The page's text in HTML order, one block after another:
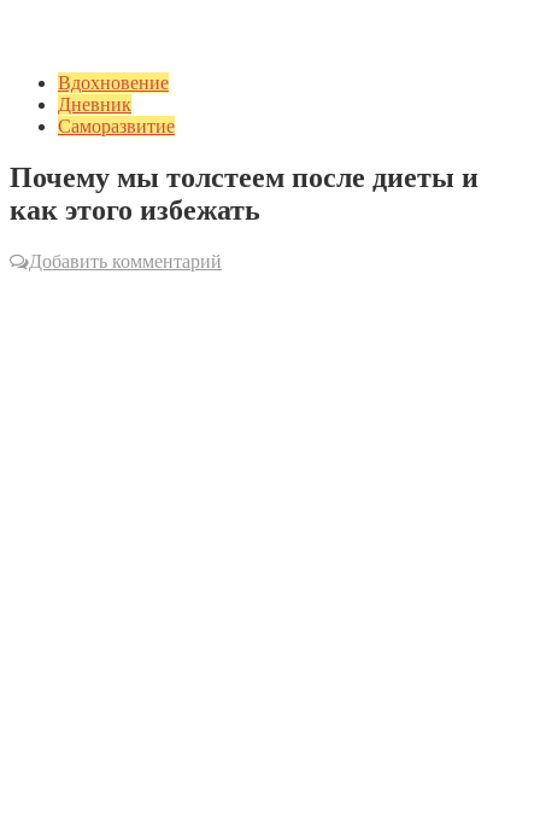
Вдохновение
Дневник
Саморазвитие
Почему мы толстеем после диеты и
как этого избежать
Добавить комментарий